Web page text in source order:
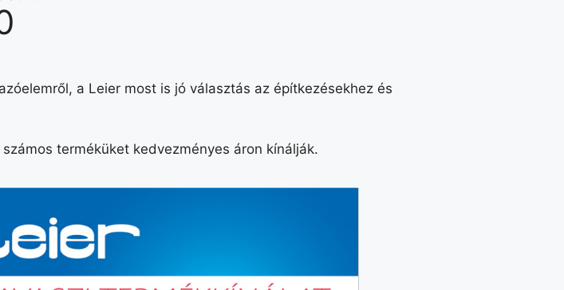
a Leier most is jó választás az építkezésekhez és
terméküket kedvezményes áron kínálják.